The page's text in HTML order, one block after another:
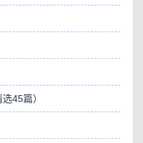
45篇）